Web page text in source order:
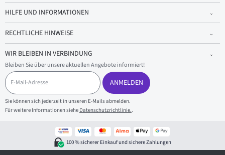
HILFE UND INFORMATIONEN
RECHTLICHE HINWEISE
WIR BLEIBEN IN VERBINDUNG
Bleiben Sie über unsere aktuellen Angebote informiert!
E
-
M
a
i
l
ANMELDEN
Sie können sich jederzeit in unseren E-Mails abmelden.
Für weitere Informationen siehe Datenschutzrichtlinie..
100 % sicherer Einkauf und sichere Zahlungen